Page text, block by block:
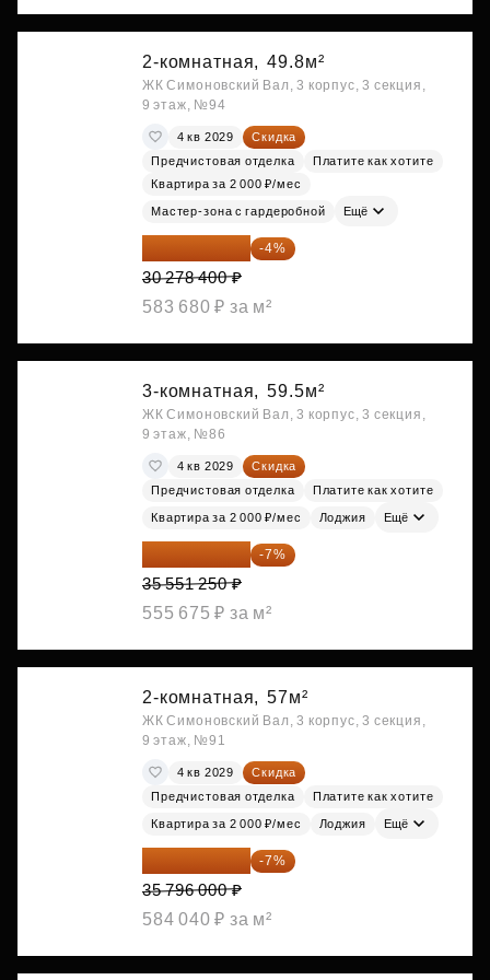
2-комнатная, 49.8м²
ЖК Симоновский Вал, 3 корпус, 3 секция,
9 этаж, №94
4 кв 2029
Скидка
Предчистовая отделка
Платите как хотите
Квартира за 2 000 ₽/мес
Мастер-зона с гардеробной Ещё
29 067 264 ₽ -4%
30 278 400 ₽
583 680 ₽ за м²
3-комнатная, 59.5м²
ЖК Симоновский Вал, 3 корпус, 3 секция,
9 этаж, №86
4 кв 2029
Скидка
Предчистовая отделка
Платите как хотите
Квартира за 2 000 ₽/мес Лоджия Ещё
33 062 663 ₽ -7%
35 551 250 ₽
555 675 ₽ за м²
2-комнатная, 57м²
ЖК Симоновский Вал, 3 корпус, 3 секция,
9 этаж, №91
4 кв 2029
Скидка
Предчистовая отделка
Платите как хотите
Квартира за 2 000 ₽/мес Лоджия Ещё
33 290 280 ₽ -7%
35 796 000 ₽
584 040 ₽ за м²